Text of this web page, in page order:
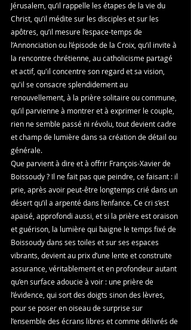
Jérusalem, qu’il rappelle les étapes de la vie du
Christ, qu’il médite sur les disciples et sur les
apôtres, qu’il mesure l’espace-temps de
l’Annonciation ou l’épisode de la Croix, qu’il invite à
la rencontre chrétienne, au catholicisme partagé
et actif, qu'il concentre son regard et sa vision,
qu'il se consacre splendidement au
renouvellement, à la prière solitaire ou commune,
qu’il parvienne à montrer et à exprimer le couple,
rien ne semble passé ni révolu, tout devient cadre
et champ de lumière dans sa création de détail ou
générale.
Que parvient à dire et à offrir François-Xavier de
Boissoudy ? Il ne fait pas que peindre, ce faisant : il
prie, après avoir peut-être longtemps crié dans un
désert qu’il a arpenté dans l’enfance. Ce cri s’est
apaisé, approfondi aussi, et si la prière est oraison
et guérison, la lumière qui baigne le temps fixé de
Boissoudy dans ses toiles et sur ses espaces
vibrants, devient au prix d’une lente et construite
assurance, véritablement et en profondeur autant
qu’en surface adoucie à voir : une prière de
l’évidence, qui sort des doigts sinon des lèvres,
pour se poser en oiseau de surprise sur
l’ensemble des écrans libres et comme délivrés de